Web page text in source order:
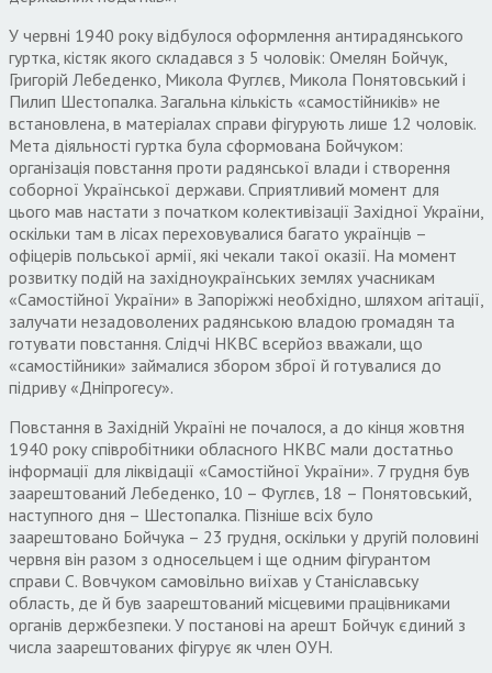
У червні 1940 року відбулося оформлення антирадянського
гуртка, кістяк якого складався з 5 чоловік: Омелян Бойчук,
Григорій Лебеденко, Микола Фуглєв, Микола Понятовський і
Пилип Шестопалка. Загальна кількість «самостійників» не
встановлена, в матеріалах справи фігурують лише 12 чоловік.
Мета діяльності гуртка була сформована Бойчуком:
організація повстання проти радянської влади і створення
соборної Української держави. Сприятливий момент для
цього мав настати з початком колективізації Західної України,
оскільки там в лісах переховувалися багато українців –
офіцерів польської армії, які чекали такої оказії. На момент
розвитку подій на західноукраїнських землях учасникам
«Самостійної України» в Запоріжжі необхідно, шляхом агітації,
залучати незадоволених радянською владою громадян та
готувати повстання. Слідчі НКВС всерйоз вважали, що
«самостійники» займалися збором зброї й готувалися до
підриву «Дніпрогесу».
Повстання в Західній Україні не почалося, а до кінця жовтня
1940 року співробітники обласного НКВС мали достатньо
інформації для ліквідації «Самостійної України». 7 грудня був
заарештований Лебеденко, 10 – Фуглєв, 18 – Понятовський,
наступного дня – Шестопалка. Пізніше всіх було
заарештовано Бойчука – 23 грудня, оскільки у другій половині
червня він разом з односельцем і ще одним фігурантом
справи С. Вовчуком самовільно виїхав у Станіславську
область, де й був заарештований місцевими працівниками
органів держбезпеки. У постанові на арешт Бойчук єдиний з
числа заарештованих фігурує як член ОУН.